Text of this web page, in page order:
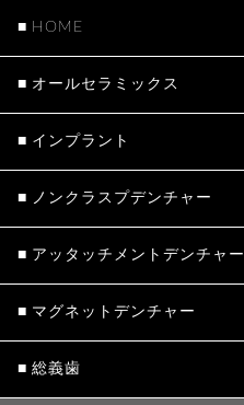
HOME
オールセラミックス
インプラント
ノンクラスプ デンチャー
アッタッチメント デンチャー
マグネット デンチャー
総義歯